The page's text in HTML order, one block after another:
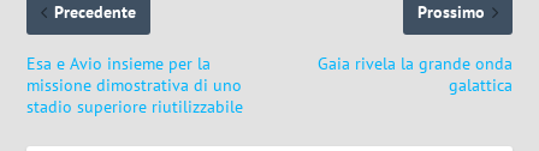
Precedente
Esa e Avio insieme per la
missione dimostrativa di uno
stadio superiore riutilizzabile
Prossimo
Gaia rivela la grande onda
galattica